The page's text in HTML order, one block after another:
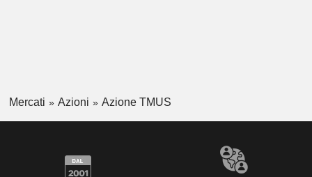
Mercati Azioni Azione TMUS